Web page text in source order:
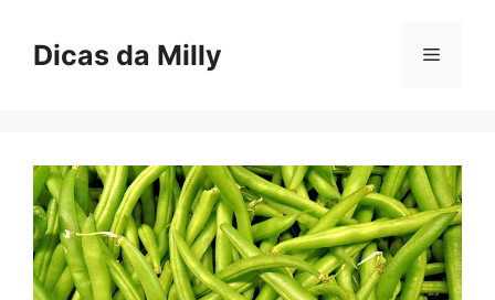
contentDicas da Milly Menu